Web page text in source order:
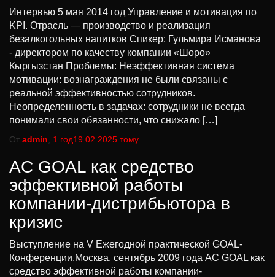
Интервью 5 мая 2014 год Управление и мотивация по
KPI. Отрасль — производство и реализация
безалкогольных напитков Спикер: Гульмира Исманова
‑ директором по качеству компании «Шоро»
Кыргызстан Проблемы: Неэффективная система
мотивации: вознаграждения не были связаны с
реальной эффективностью сотрудников.
Неопределенность в задачах: сотрудники не всегда
понимали свои обязанности, что снижало […]
От admin 1 год19.02.2025 тому
AC GOAL как средство
эффективной работы
компании-дистрибьютора в
кризис
Выступление на V Ежегодной практической GOAL-
Конференции.Москва, сентябрь 2009 года AC GOAL как
средство эффективной работы компании-